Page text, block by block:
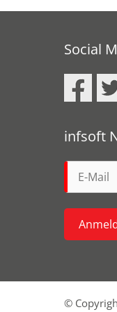
Social
infsoft
©